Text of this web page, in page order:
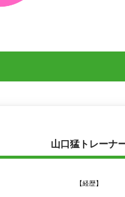
山口猛トレーナー
【経歴】